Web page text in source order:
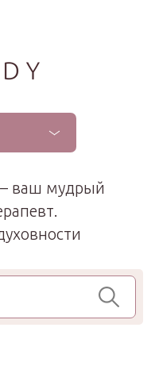
– ваш мудрый